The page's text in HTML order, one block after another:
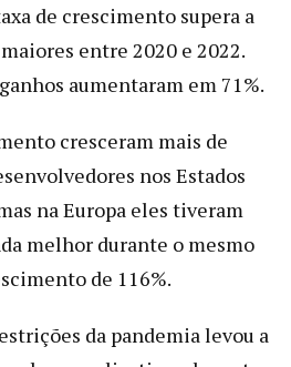
de crescimento supera a
entre 2020 e 2022.
aumentaram em 71%.
cresceram mais de
nos Estados
na Europa eles tiveram
melhor durante o mesmo
de 116%.
da pandemia levou a